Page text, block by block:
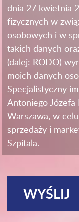
dnia 27 kwietnia
fizycznych w
osobowych i w
takich danych
(dalej: RODO)
moich danych
Specjalistyczny
Antoniego
Warszawa, w
sprzedaży i
Szpitala.